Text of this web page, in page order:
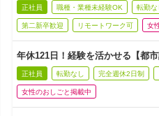
正社員 職種・業種未経験OK 転勤な
第二新卒歓迎 リモートワーク可 女
年休121日！経験を活かせる【都
正社員 転勤なし 完全週休2日制
女性のおしごと掲載中